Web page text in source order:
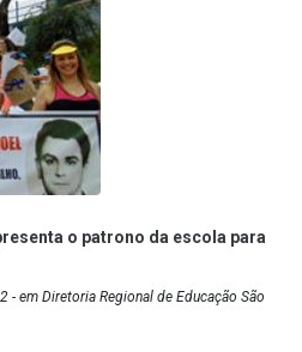
o patrono da escola para
em Diretoria Regional de Educação São